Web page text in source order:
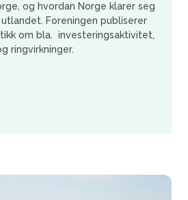
og hvordan Norge klarer seg
Foreningen publiserer
om bla. investeringsaktivitet,
ringvirkninger.